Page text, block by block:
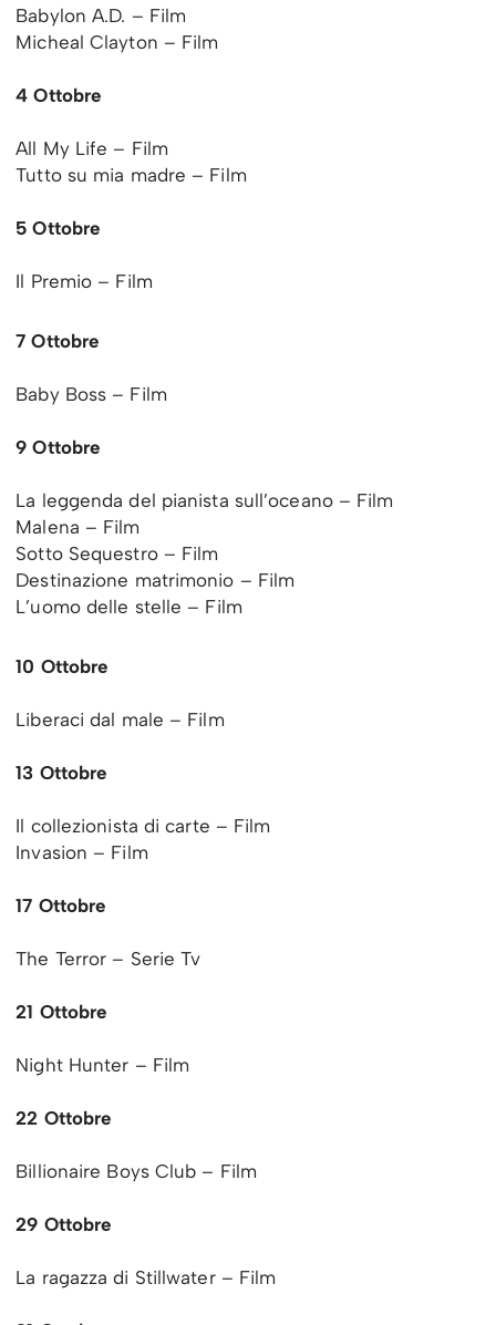
Babylon A.D. – Film
Micheal Clayton – Film
4 Ottobre
All My Life – Film
Tutto su mia madre – Film
5 Ottobre
Il Premio – Film
7 Ottobre
Baby Boss – Film
9 Ottobre
La leggenda del pianista sull’oceano – Film
Malena – Film
Sotto Sequestro – Film
Destinazione matrimonio – Film
L’uomo delle stelle – Film
10 Ottobre
Liberaci dal male – Film
13 Ottobre
Il collezionista di carte – Film
Invasion – Film
17 Ottobre
The Terror – Serie Tv
21 Ottobre
Night Hunter – Film
22 Ottobre
Billionaire Boys Club – Film
29 Ottobre
La ragazza di Stillwater – Film